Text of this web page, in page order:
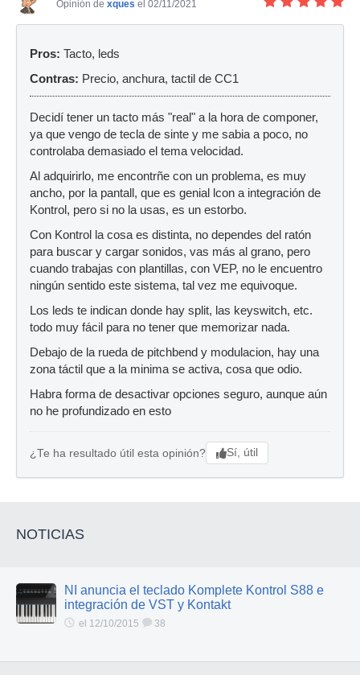
Opinión de xques el 02/11/2021
Pros: Tacto, leds
Contras: Precio, anchura, tactil de CC1
Decidí tener un tacto más "real" a la hora de componer,
ya que vengo de tecla de sinte y me sabia a poco, no
controlaba demasiado el tema velocidad.
Al adquirirlo, me encontrñe con un problema, es muy
ancho, por la pantall, que es genial lcon a integración de
Kontrol, pero si no la usas, es un estorbo.
Con Kontrol la cosa es distinta, no dependes del ratón
para buscar y cargar sonidos, vas más al grano, pero
cuando trabajas con plantillas, con VEP, no le encuentro
ningún sentido este sistema, tal vez me equivoque.
Los leds te indican donde hay split, las keyswitch, etc.
todo muy fácil para no tener que memorizar nada.
Debajo de la rueda de pitchbend y modulacion, hay una
zona táctil que a la minima se activa, cosa que odio.
Habra forma de desactivar opciones seguro, aunque aún
no he profundizado en esto
¿Te ha resultado útil esta opinión? Sí, útil
NOTICIAS
NI anuncia el teclado Komplete Kontrol S88 e
integración de VST y Kontakt
el 12/10/2015 38